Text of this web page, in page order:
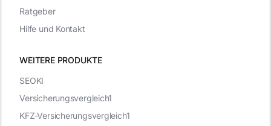
WEITERE PRODUKTE
SEOKI
Versicherungsvergleich1
KFZ-Versicherungsvergleich1
Ratgeber
Hilfe und Kontakt